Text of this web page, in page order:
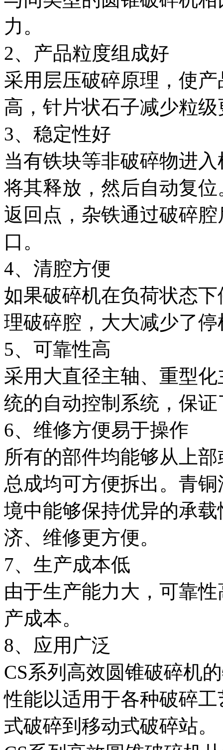
力。
2、产品粒度组成好
采用层压破碎原理，使
高，针片状石子减少粒
3、稳定性好
当有铁块等非破碎物进
将其释放，然后自动复
返回点，杂铁通过破碎
口。
4、清腔方便
如果破碎机在负荷状态
理破碎腔，大大减少了
5、可靠性高
采用大直径主轴、重型
统的自动控制系统，保
6、维修方便易于操作
所有的部件均能够从上
总成均可方便拆出。青
境中能够保持优异的承
济、维修更方便。
7、生产成本低
由于生产能力大，可靠
产成本。
8、应用广泛
CS系列高效圆锥破碎机
性能以适用于各种破碎
式破碎到移动式破碎站。